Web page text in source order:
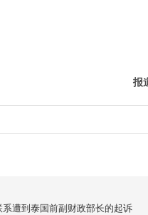
报
遭到泰国前副财政部长的起诉